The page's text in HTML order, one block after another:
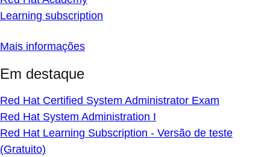
Learning subscription
Mais informações
Em destaque
Red Hat Certified System Administrator Exam
Red Hat System Administration I
Red Hat Learning Subscription - Versão de teste
(Gratuito)